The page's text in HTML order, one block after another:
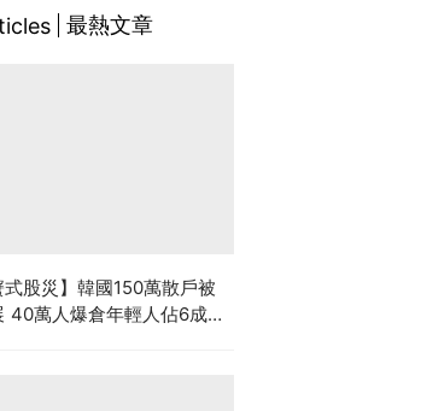
最熱文章
式股災】韓國150萬散戶被
40萬人爆倉年輕人佔6成